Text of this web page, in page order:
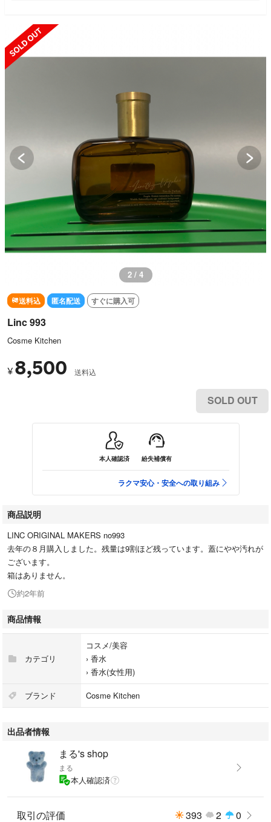
2 / 4
送料込 匿名配送 すぐに購入可
Linc 993
Cosme Kitchen
¥ 8,500 送料込
SOLD OUT
本人確認済 紛失補償有
ラクマ安心・安全への取り組み
商品説明
LINC ORIGINAL MAKERS no993
去年の８月購入しました。残量は9割ほど残っています。蓋にやや汚れが
ございます。
箱はありません。
約2年前
商品情報
カテゴリ
コスメ/美容
› 香水
› 香水(女性用)
ブランド Cosme Kitchen
出品者情報
まる's shop
まる
本人確認済
取引の評価 393 2 0